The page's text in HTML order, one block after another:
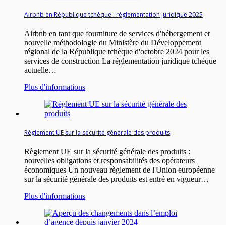
Airbnb en République tchèque : réglementation juridique 2025
Airbnb en tant que fourniture de services d'hébergement et
nouvelle méthodologie du Ministère du Développement
régional de la République tchèque d'octobre 2024 pour les
services de construction La réglementation juridique tchèque
actuelle…
Plus d'informations
Règlement UE sur la sécurité générale des produits
Règlement UE sur la sécurité générale des produits :
nouvelles obligations et responsabilités des opérateurs
économiques Un nouveau règlement de l'Union européenne
sur la sécurité générale des produits est entré en vigueur…
Plus d'informations